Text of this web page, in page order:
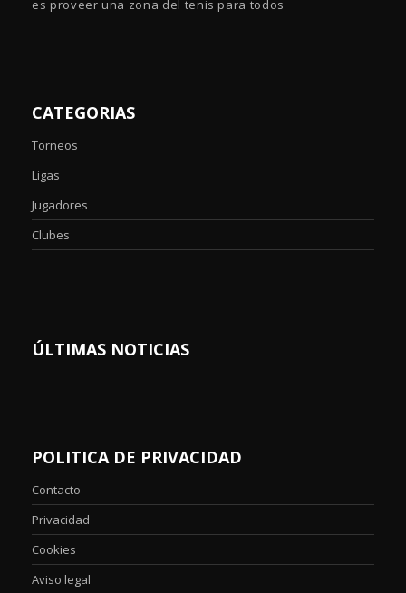
es proveer una zona del tenis para todos
CATEGORIAS
Torneos
Ligas
Jugadores
Clubes
ÚLTIMAS NOTICIAS
POLITICA DE PRIVACIDAD
Contacto
Privacidad
Cookies
Aviso legal